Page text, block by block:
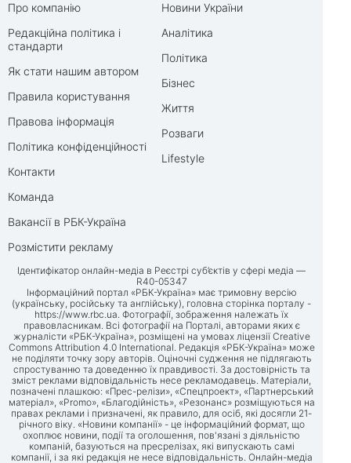
Про компанію
Редакційна політика і
стандарти
Як стати нашим автором
Правила користування
Правова інформація
Політика конфіденційності
Контакти
Команда
Вакансії в РБК-Україна
Розмістити рекламу
Новини України
Аналітика
Політика
Бізнес
Життя
Розваги
Lifestyle
Ідентифікатор онлайн-медіа в Реєстрі суб’єктів у сфері медіа —
R40-05347
Інформаційний портал «РБК-Україна» має тримовну версію
(українську, російську та англійську), головна сторінка порталу -
https://www.rbc.ua. Фотографії, зображення належать їх
правовласникам. Всі фотографії на Порталі, авторами яких є
журналісти «РБК-Україна», розміщені на умовах ліцензії Creative
Commons Attribution 4.0 International. Редакція «РБК-Україна» може
не поділяти точку зору авторів. Оціночні судження не підлягають
спростуванню та доведенню їх правдивості. За достовірність та
зміст реклами відповідальність несе рекламодавець. Матеріали,
позначені плашкою: «Прес-релізи», «Спецпроект», «Партнерський
матеріал», «Promo», «Благодійність», «Резонанс» розміщуються на
правах реклами і призначені, як правило, для осіб, які досягли 21-
річного віку. «Новини компанії» - це інформаційний формат, що
охоплює новини, події та оголошення, пов'язані з діяльністю
компаній, базуються на пресрелізах, які випускають самі
компанії, і за які редакція не несе відповідальність. Онлайн-медіа